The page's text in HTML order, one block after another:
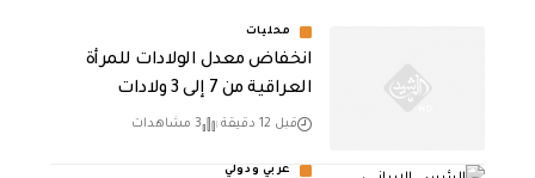
محليات
انخفاض معدل الولادات للمرأة
العراقية من 7 إلى 3 ولادات
قبل 12 دقيقة 3 مشاهدات
عربي ودولي